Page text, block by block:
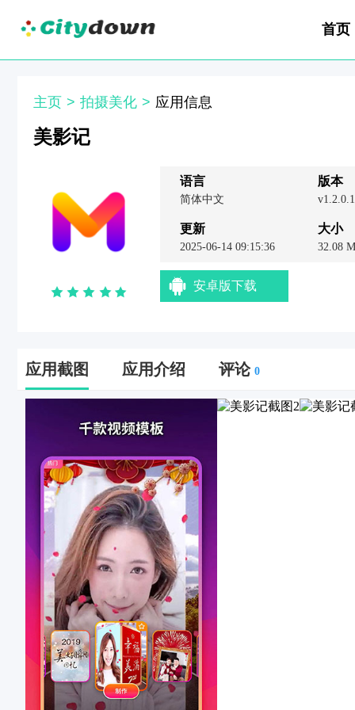
首页
主页 > 拍摄美化 > 应用信息
美影记
语言
简体中文
更新
2025-06-14 09:15:36
版本
大小
32.08
安卓版下载
应用截图 应用介绍 评论 0